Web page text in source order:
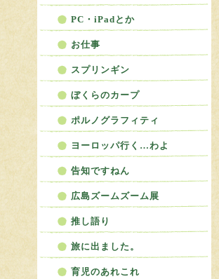
PC・iPadとか
お仕事
スプリンギン
ぼくらのカープ
ポルノグラフィティ
ヨーロッパ行く…わよ
告知ですねん
広島ズームズーム展
推し語り
旅に出ました。
育児のあれこれ